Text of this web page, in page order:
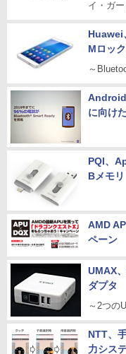
イ・ガ
Huawei
Mロッ
～
に向け
PQI、
Bメモリ
AMD
ペーン
UMAX
ダプタ
～2つの
NTT、
力シス